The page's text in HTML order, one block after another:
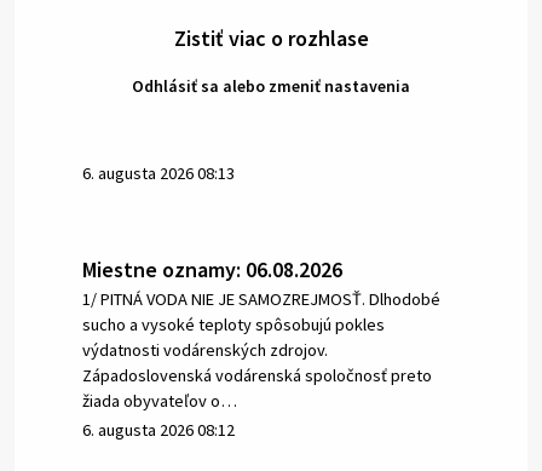
Zistiť viac o rozhlase
Odhlásiť sa alebo zmeniť nastavenia
6. augusta 2026 08:13
Miestne oznamy: 06.08.2026
1/ PITNÁ VODA NIE JE SAMOZREJMOSŤ. Dlhodobé
sucho a vysoké teploty spôsobujú pokles
výdatnosti vodárenských zdrojov.
Západoslovenská vodárenská spoločnosť preto
žiada obyvateľov o…
6. augusta 2026 08:12